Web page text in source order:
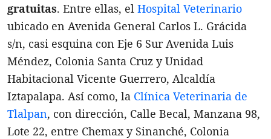
gratuitas. Entre ellas, el Hospital Veterinario
ubicado en Avenida General Carlos L. Grácida
s/n, casi esquina con Eje 6 Sur Avenida Luis
Méndez, Colonia Santa Cruz y Unidad
Habitacional Vicente Guerrero, Alcaldía
Iztapalapa. Así como, la Clínica Veterinaria de
Tlalpan, con dirección, Calle Becal, Manzana 98,
Lote 22, entre Chemax y Sinanché, Colonia